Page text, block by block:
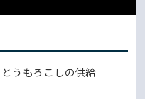
うもろこしの供給